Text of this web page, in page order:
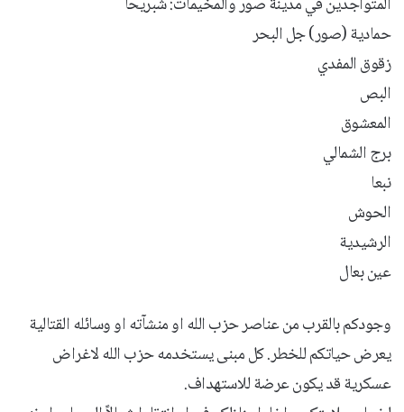
حمادية (صور) جل البحر
زقوق المفدي
البص
المعشوق
برج الشمالي
نبعا
الحوش
الرشيدية
عين بعال
‏وجودكم بالقرب من عناصر حزب الله او منشآته او وسائله القتالية
يعرض حياتكم للخطر. كل مبنى يستخدمه حزب الله لاغراض
عسكرية قد يكون عرضة للاستهداف.